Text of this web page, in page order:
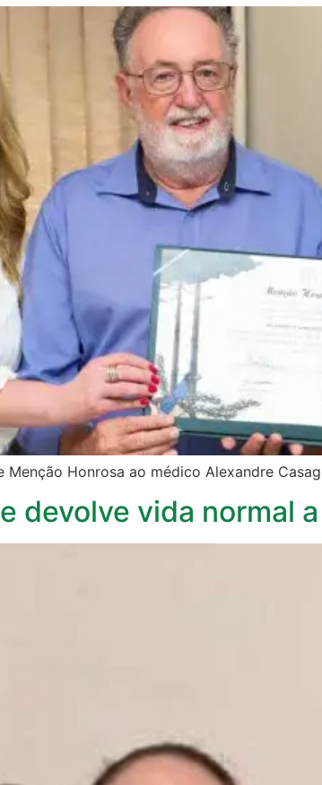
Honrosa ao médico Alexandre
devolve vida normal